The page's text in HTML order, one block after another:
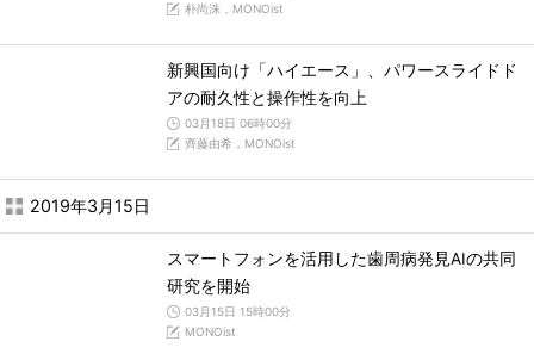
朴尚洙，MONOist
新興国向け「ハイエース」、パワースライドド
アの耐久性と操作性を向上
03月18日 06時00分
齊藤由希，MONOist
2019年3月15日
スマートフォンを活用した歯周病発見AIの共同
研究を開始
03月15日 15時00分
MONOist